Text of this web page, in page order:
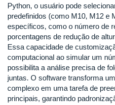
Python, o usuário pode
predefinidos (como M10, M12 e
específicos, como o número de
porcentagens de redução de
Essa capacidade de
computacional ao simular um
possibilita a análise precisa de
juntas. O software transforma
complexo em uma tarefa de
principais, garantindo